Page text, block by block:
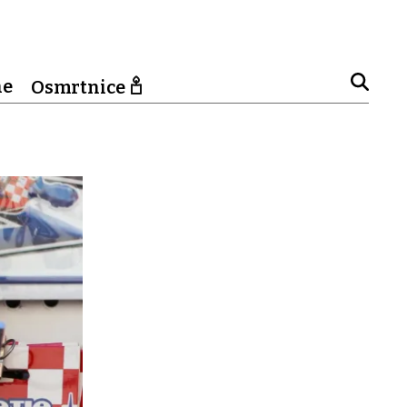
Osmrtnice